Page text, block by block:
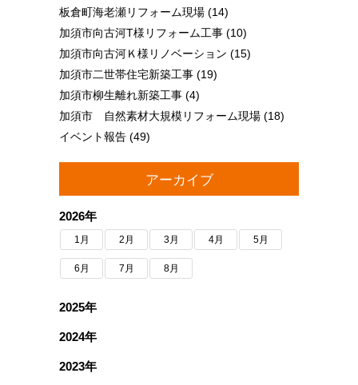
板倉町海老瀬リフォーム現場 (14)
加須市向古河T様リフォーム工事 (10)
加須市向古河Ｋ様リノベーション (15)
加須市二世帯住宅新築工事 (19)
加須市柳生離れ新築工事 (4)
加須市 自然素材大規模リフォーム現場 (18)
イベント報告 (49)
アーカイブ
2026年
1月 2月 3月 4月 5月
6月 7月 8月
2025年
2024年
2023年